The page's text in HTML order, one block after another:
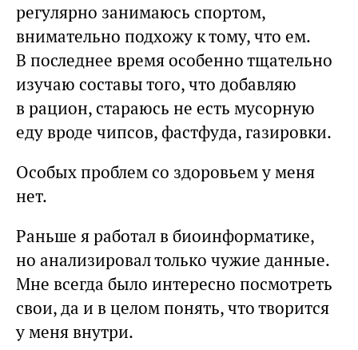
регулярно занимаюсь спортом,
внимательно подхожу к тому, что ем.
В последнее время особенно тщательно
изучаю составы того, что добавляю
в рацион, стараюсь не есть мусорную
еду вроде чипсов, фастфуда, газировки.
Особых проблем со здоровьем у меня
нет.
Раньше я работал в биоинформатике,
но анализировал только чужие данные.
Мне всегда было интересно посмотреть
свои, да и в целом понять, что творится
у меня внутри.